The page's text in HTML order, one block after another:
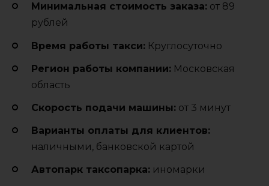
Минимальная стоимость заказа: от 89
рублей
Время работы такси: Круглосуточно
Регион работы компании: Московская
область
Cкорость подачи машины: от 3 минут
Варианты оплаты для клиентов:
наличными, банковской картой
Автопарк таксопарка: иномарки